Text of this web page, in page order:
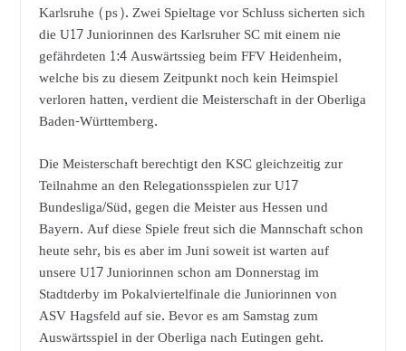
Karlsruhe (ps). Zwei Spieltage vor Schluss sicherten sich
die U17 Juniorinnen des Karlsruher SC mit einem nie
gefährdeten 1:4 Auswärtssieg beim FFV Heidenheim,
welche bis zu diesem Zeitpunkt noch kein Heimspiel
verloren hatten, verdient die Meisterschaft in der Oberliga
Baden-Württemberg.
Die Meisterschaft berechtigt den KSC gleichzeitig zur
Teilnahme an den Relegationsspielen zur U17
Bundesliga/Süd, gegen die Meister aus Hessen und
Bayern. Auf diese Spiele freut sich die Mannschaft schon
heute sehr, bis es aber im Juni soweit ist warten auf
unsere U17 Juniorinnen schon am Donnerstag im
Stadtderby im Pokalviertelfinale die Juniorinnen von
ASV Hagsfeld auf sie. Bevor es am Samstag zum
Auswärtsspiel in der Oberliga nach Eutingen geht.